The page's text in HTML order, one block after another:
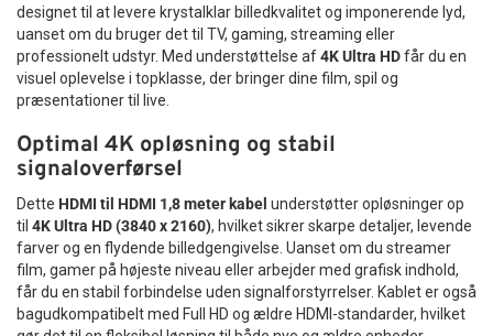
designet til at levere krystalklar billedkvalitet og imponerende lyd,
uanset om du bruger det til TV, gaming, streaming eller
professionelt udstyr. Med understøttelse af4K Ultra HDfår du en
visuel oplevelse i topklasse, der bringer dine film, spil og
præsentationer til live.
Optimal 4K opløsning og stabil
signaloverførsel
Dette HDMI til HDMI 1,8 meter kabel understøtter opløsninger op
til 4K Ultra HD (3840 x 2160), hvilket sikrer skarpe detaljer, levende
farver og en flydende billedgengivelse. Uanset om du streamer
film, gamer på højeste niveau eller arbejder med grafisk indhold,
får du en stabil forbindelse uden signalforstyrrelser. Kablet er også
bagudkompatibelt med Full HD og ældre HDMI-standarder, hvilket